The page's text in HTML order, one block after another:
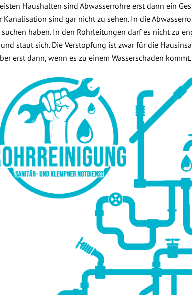
Haushalten sind Abwasserrohre erst dann ein
Kanalisation sind gar nicht zu sehen. In die
haben. In den Rohrleitungen darf es nicht zu
staut sich. Die Verstopfung ist zwar für die
erst dann, wenn es zu einem Wasserschaden kommt.